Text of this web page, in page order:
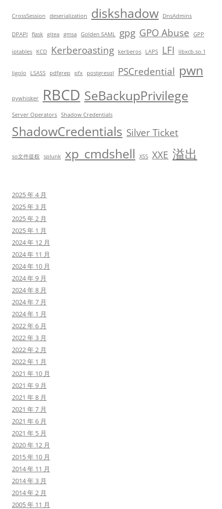
CrossSession deserialization diskshadow DnsAdmins
DPAPI flask gitea gmsa Golden SAML gpg GPO Abuse GPP
iptables KCD Kerberoasting kerberos LAPS LFI libxcb.so.1
ligolo LSASS pdfgrep pfx postgresql PSCredential pwn
pywhisker RBCD SeBackupPrivilege
Server Operators Shadow Credentials
ShadowCredentials Silver Ticket
so文件提权 splunk xp_cmdshell XSS XXE 溢出
2025 年 4 月
2025 年 3 月
2025 年 2 月
2025 年 1 月
2024 年 12 月
2024 年 11 月
2024 年 10 月
2024 年 9 月
2024 年 8 月
2024 年 7 月
2024 年 1 月
2022 年 6 月
2022 年 3 月
2022 年 2 月
2022 年 1 月
2021 年 10 月
2021 年 9 月
2021 年 8 月
2021 年 7 月
2021 年 6 月
2021 年 5 月
2020 年 12 月
2015 年 10 月
2014 年 11 月
2014 年 3 月
2014 年 2 月
2005 年 11 月